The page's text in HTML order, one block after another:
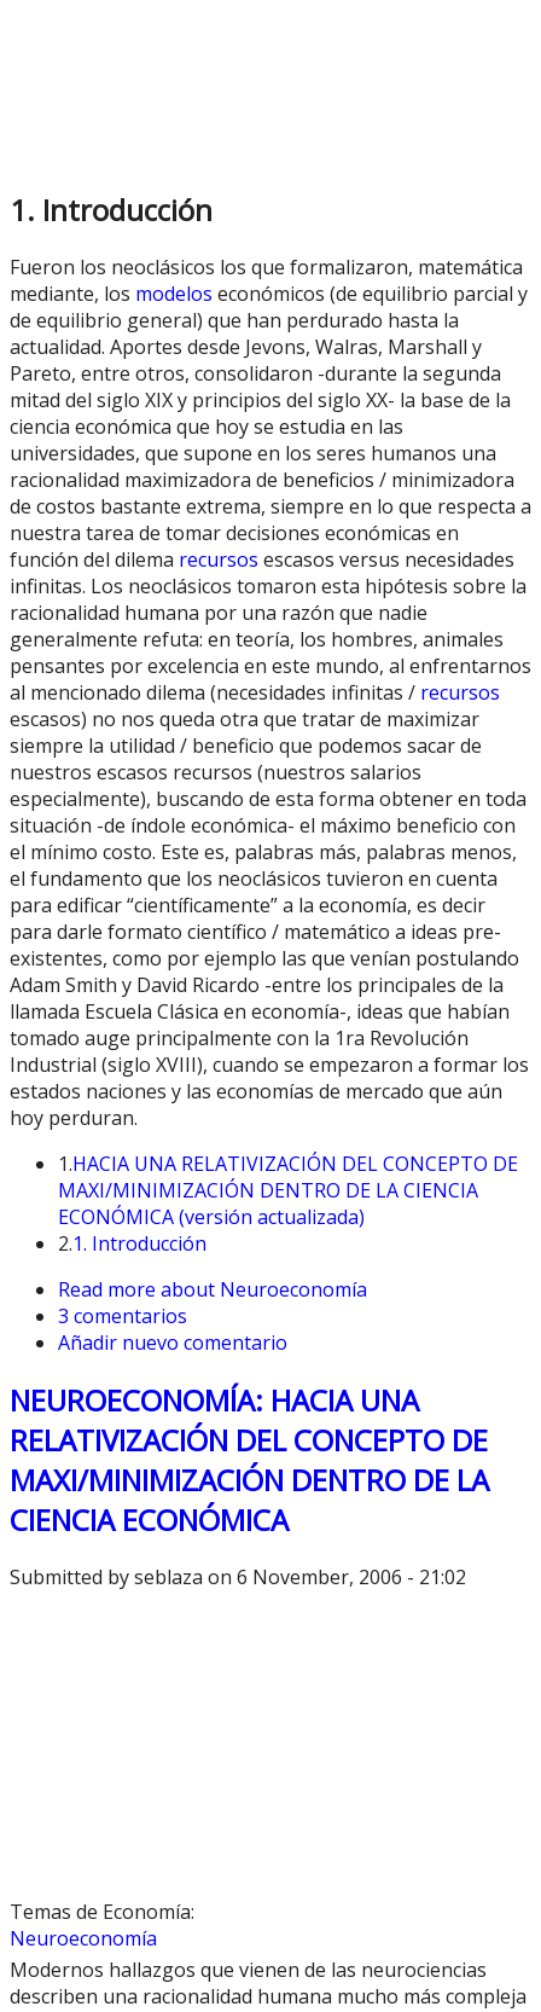
1. Introducción
Fueron los neoclásicos los que formalizaron, matemática
mediante, los modelos económicos (de equilibrio parcial y
de equilibrio general) que han perdurado hasta la
actualidad. Aportes desde Jevons, Walras, Marshall y
Pareto, entre otros, consolidaron -durante la segunda
mitad del siglo XIX y principios del siglo XX- la base de la
ciencia económica que hoy se estudia en las
universidades, que supone en los seres humanos una
racionalidad maximizadora de beneficios / minimizadora
de costos bastante extrema, siempre en lo que respecta a
nuestra tarea de tomar decisiones económicas en
función del dilema recursos escasos versus necesidades
infinitas. Los neoclásicos tomaron esta hipótesis sobre la
racionalidad humana por una razón que nadie
generalmente refuta: en teoría, los hombres, animales
pensantes por excelencia en este mundo, al enfrentarnos
al mencionado dilema (necesidades infinitas / recursos
escasos) no nos queda otra que tratar de maximizar
siempre la utilidad / beneficio que podemos sacar de
nuestros escasos recursos (nuestros salarios
especialmente), buscando de esta forma obtener en toda
situación -de índole económica- el máximo beneficio con
el mínimo costo. Este es, palabras más, palabras menos,
el fundamento que los neoclásicos tuvieron en cuenta
para edificar “científicamente” a la economía, es decir
para darle formato científico / matemático a ideas pre-
existentes, como por ejemplo las que venían postulando
Adam Smith y David Ricardo -entre los principales de la
llamada Escuela Clásica en economía-, ideas que habían
tomado auge principalmente con la 1ra Revolución
Industrial (siglo XVIII), cuando se empezaron a formar los
estados naciones y las economías de mercado que aún
hoy perduran.
1.HACIA UNA RELATIVIZACIÓN DEL CONCEPTO DE
MAXI/MINIMIZACIÓN DENTRO DE LA CIENCIA
ECONÓMICA (versión actualizada)
2.1. Introducción
Read more about Neuroeconomía
3 comentarios
Añadir nuevo comentario
NEUROECONOMÍA: HACIA UNA
RELATIVIZACIÓN DEL CONCEPTO DE
MAXI/MINIMIZACIÓN DENTRO DE LA
CIENCIA ECONÓMICA
Submitted byseblaza on 6 November, 2006 - 21:02
Temas de Economía:
Neuroeconomía
Modernos hallazgos que vienen de las neurociencias
describen una racionalidad humana mucho más compleja